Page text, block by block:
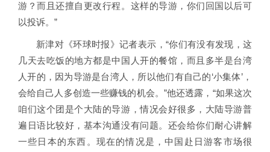
游？而且还擅自更改行程。这样的导游，你们回国以后可
以投诉。”
新津对《环球时报》记者表示，“你们有没有发现，这
几天去吃饭的地方都是中国人开的餐馆，而且多半是台湾
人开的，因为导游是台湾人，所以他们有自己的‘小集体’，
会给自己人多创造一些赚钱的机会。”他还透露，“如果这次
咱们这个团是个大陆的导游，情况会好很多，大陆导游普
遍日语比较好，基本沟通没有问题。还会给你们耐心讲解
一些日本的东西。现在的情况是，中国赴日游客市场很